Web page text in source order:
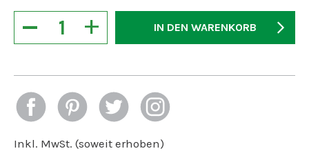
+
− IN DEN WARENKORB
Inkl. MwSt. (soweit erhoben)